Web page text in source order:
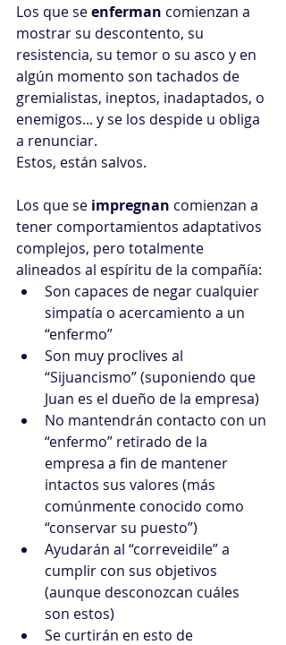
Los que se enferman comienzan a
mostrar su descontento, su
resistencia, su temor o su asco y en
algún momento son tachados de
gremialistas, ineptos, inadaptados, o
enemigos... y se los despide u obliga
a renunciar.
Estos, están salvos.
Los que se impregnan comienzan a
tener comportamientos adaptativos
complejos, pero totalmente
alineados al espíritu de la compañía:
Son capaces de negar cualquier
simpatía o acercamiento a un
“enfermo”
Son muy proclives al
“Sijuancismo” (suponiendo que
Juan es el dueño de la empresa)
No mantendrán contacto con un
“enfermo” retirado de la
empresa a fin de mantener
intactos sus valores (más
comúnmente conocido como
“conservar su puesto”)
Ayudarán al “correveidile” a
cumplir con sus objetivos
(aunque desconozcan cuáles
son estos)
Se curtirán en esto de